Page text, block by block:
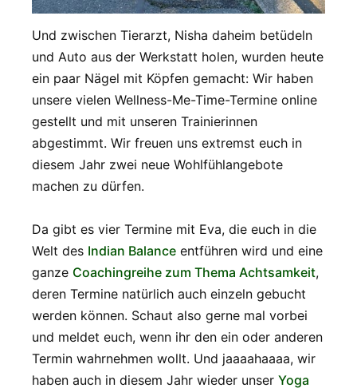
Und zwischen Tierarzt, Nisha daheim betüdeln
und Auto aus der Werkstatt holen, wurden heute
ein paar Nägel mit Köpfen gemacht: Wir haben
unsere vielen Wellness-Me-Time-Termine online
gestellt und mit unseren Trainierinnen
abgestimmt. Wir freuen uns extremst euch in
diesem Jahr zwei neue Wohlfühlangebote
machen zu dürfen.
Da gibt es vier Termine mit Eva, die euch in die
Welt des Indian Balance entführen wird und eine
ganze Coachingreihe zum Thema Achtsamkeit,
deren Termine natürlich auch einzeln gebucht
werden können. Schaut also gerne mal vorbei
und meldet euch, wenn ihr den ein oder anderen
Termin wahrnehmen wollt. Und jaaaahaaaa, wir
haben auch in diesem Jahr wieder unser Yoga